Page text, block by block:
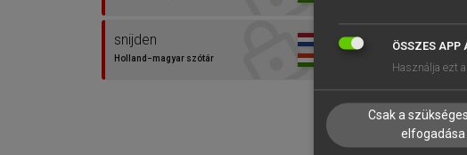
snijden
Holland−magyar szótár
ÖSSZES APP
Használja ezt
Csak a
elfogadása